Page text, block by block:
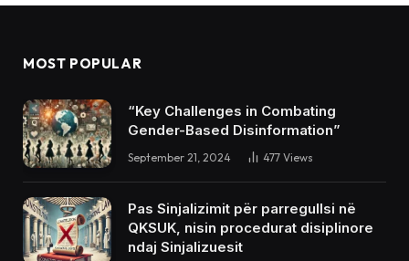
MOST POPULAR
“Key Challenges in Combating
Gender-Based Disinformation”
September 21, 2024 477 Views
Pas Sinjalizimit për parregullsi në
QKSUK, nisin procedurat disiplinore
ndaj Sinjalizuesit